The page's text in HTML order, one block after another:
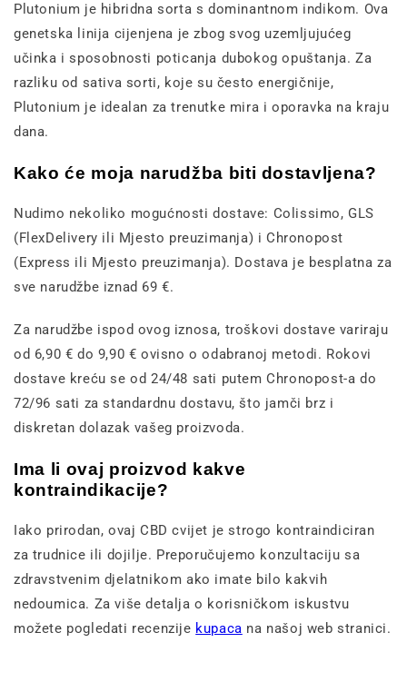
Plutonium je hibridna sorta s dominantnom indikom. Ova
genetska linija cijenjena je zbog svog uzemljujućeg
učinka i sposobnosti poticanja dubokog opuštanja. Za
razliku od sativa sorti, koje su često energičnije,
Plutonium je idealan za trenutke mira i oporavka na kraju
dana.
Kako će moja narudžba biti dostavljena?
Nudimo nekoliko mogućnosti dostave: Colissimo, GLS
(FlexDelivery ili Mjesto preuzimanja) i Chronopost
(Express ili Mjesto preuzimanja). Dostava je besplatna za
sve narudžbe iznad 69 €.
Za narudžbe ispod ovog iznosa, troškovi dostave variraju
od 6,90 € do 9,90 € ovisno o odabranoj metodi. Rokovi
dostave kreću se od 24/48 sati putem Chronopost-a do
72/96 sati za standardnu ​​dostavu, što jamči brz i
diskretan dolazak vašeg proizvoda.
Ima li ovaj proizvod kakve
kontraindikacije?
Iako prirodan, ovaj CBD cvijet je strogo kontraindiciran
za trudnice ili dojilje. Preporučujemo konzultaciju sa
zdravstvenim djelatnikom ako imate bilo kakvih
nedoumica. Za više detalja o korisničkom iskustvu
možete pogledati recenzije kupaca na našoj web stranici.